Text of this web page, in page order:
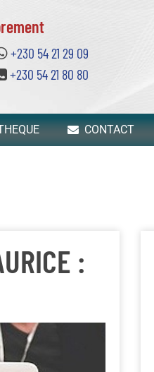
+230 54 21 29 09
+230 54 21 80 80
CONTACT
: